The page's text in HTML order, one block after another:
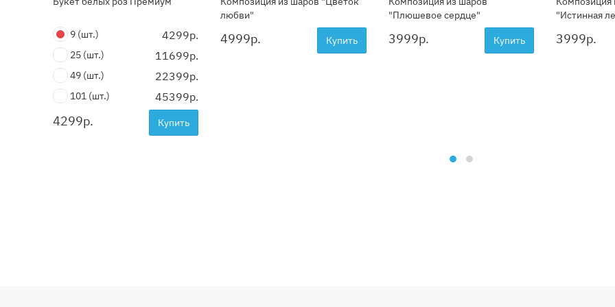
9 (шт.) 4299р.
25 (шт.) 11699р.
49 (шт.) 22399р.
101 (шт.) 45399р.
4299р. Купить
любви"
4999р. Купить
"Плюшевое сердце"
3999р. Купить
"Истинная
3999р.